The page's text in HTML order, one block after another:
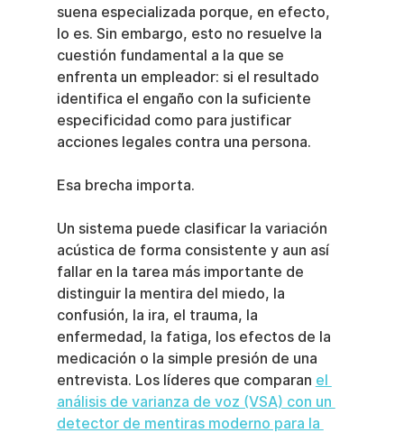
suena especializada porque, en efecto,
lo es. Sin embargo, esto no resuelve la
cuestión fundamental a la que se
enfrenta un empleador: si el resultado
identifica el engaño con la suficiente
especificidad como para justificar
acciones legales contra una persona.
Esa brecha importa.
Un sistema puede clasificar la variación
acústica de forma consistente y aun así
fallar en la tarea más importante de
distinguir la mentira del miedo, la
confusión, la ira, el trauma, la
enfermedad, la fatiga, los efectos de la
medicación o la simple presión de una
entrevista. Los líderes que comparan el
análisis de varianza de voz (VSA) con un
detector de mentiras moderno para la